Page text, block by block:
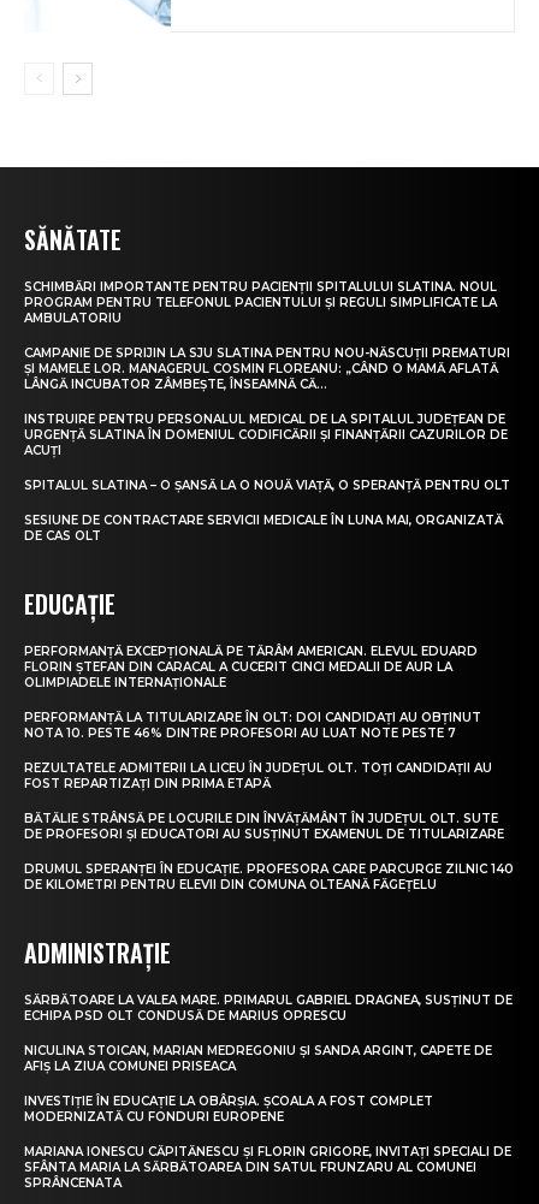
SĂNĂTATE
SCHIMBĂRI IMPORTANTE PENTRU PACIENȚII SPITALULUI SLATINA. NOUL
PROGRAM PENTRU TELEFONUL PACIENTULUI ȘI REGULI SIMPLIFICATE LA
AMBULATORIU
CAMPANIE DE SPRIJIN LA SJU SLATINA PENTRU NOU-NĂSCUȚII PREMATURI
ȘI MAMELE LOR. MANAGERUL COSMIN FLOREANU: „CÂND O MAMĂ AFLATĂ
LÂNGĂ INCUBATOR ZÂMBEȘTE, ÎNSEAMNĂ CĂ...
INSTRUIRE PENTRU PERSONALUL MEDICAL DE LA SPITALUL JUDEȚEAN DE
URGENȚĂ SLATINA ÎN DOMENIUL CODIFICĂRII ȘI FINANȚĂRII CAZURILOR DE
ACUȚI
SPITALUL SLATINA – O ȘANSĂ LA O NOUĂ VIAȚĂ, O SPERANȚĂ PENTRU OLT
SESIUNE DE CONTRACTARE SERVICII MEDICALE ÎN LUNA MAI, ORGANIZATĂ
DE CAS OLT
EDUCAȚIE
PERFORMANȚĂ EXCEPȚIONALĂ PE TĂRÂM AMERICAN. ELEVUL EDUARD
FLORIN ȘTEFAN DIN CARACAL A CUCERIT CINCI MEDALII DE AUR LA
OLIMPIADELE INTERNAȚIONALE
PERFORMANȚĂ LA TITULARIZARE ÎN OLT: DOI CANDIDAȚI AU OBȚINUT
NOTA 10. PESTE 46% DINTRE PROFESORI AU LUAT NOTE PESTE 7
REZULTATELE ADMITERII LA LICEU ÎN JUDEȚUL OLT. TOȚI CANDIDAȚII AU
FOST REPARTIZAȚI DIN PRIMA ETAPĂ
BĂTĂLIE STRÂNSĂ PE LOCURILE DIN ÎNVĂȚĂMÂNT ÎN JUDEȚUL OLT. SUTE
DE PROFESORI ȘI EDUCATORI AU SUSȚINUT EXAMENUL DE TITULARIZARE
DRUMUL SPERANȚEI ÎN EDUCAȚIE. PROFESORA CARE PARCURGE ZILNIC 140
DE KILOMETRI PENTRU ELEVII DIN COMUNA OLTEANĂ FĂGEȚELU
ADMINISTRAȚIE
SĂRBĂTOARE LA VALEA MARE. PRIMARUL GABRIEL DRAGNEA, SUSȚINUT DE
ECHIPA PSD OLT CONDUSĂ DE MARIUS OPRESCU
NICULINA STOICAN, MARIAN MEDREGONIU ȘI SANDA ARGINT, CAPETE DE
AFIȘ LA ZIUA COMUNEI PRISEACA
INVESTIȚIE ÎN EDUCAȚIE LA OBÂRȘIA. ȘCOALA A FOST COMPLET
MODERNIZATĂ CU FONDURI EUROPENE
MARIANA IONESCU CĂPITĂNESCU ȘI FLORIN GRIGORE, INVITAȚI SPECIALI DE
SFÂNTA MARIA LA SĂRBĂTOAREA DIN SATUL FRUNZARU AL COMUNEI
SPRÂNCENATA